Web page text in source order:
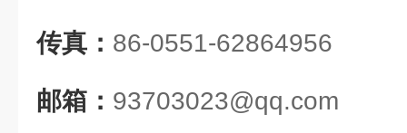
传真： 86-0551-62864956
邮箱： 93703023@qq.com